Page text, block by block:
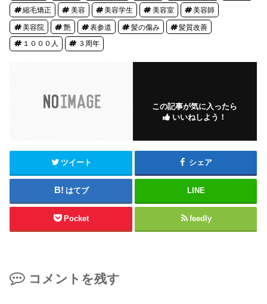
縮毛矯正 美容 美容学生 美容室 美容師
美容院 艶 表参道 髪の傷み 髪質改善
１０００人 ３周年
この記事が気に入ったら
いいねしよう！
ツイート シェア
はてブ LINE
Pocket feedly
コメントを残す